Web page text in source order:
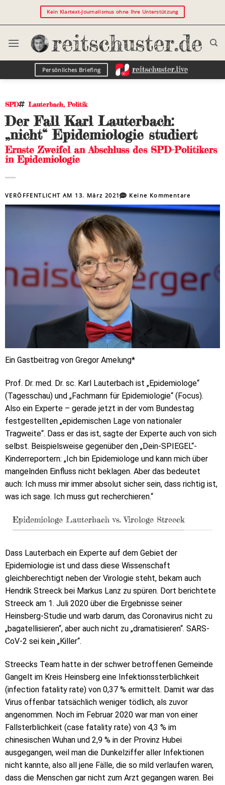
Kein Klartext-Journalismus ohne Ihre Unterstützung
Persönliches Briefing
SPD Lauterbach,Politik
Der Fall Karl Lauterbach:
„nicht“ Epidemiologie studiert
Ernste Zweifel an Abschluss des SPD-Politikers
in Epidemiologie
VERÖFFENTLICHT AM 13. März 2021 Keine Kommentare
Ein Gastbeitrag von Gregor Amelung*
Prof. Dr. med. Dr. sc. Karl Lauterbach ist „Epidemiologe“
(Tagesschau) und „Fachmann für Epidemiologie“ (Focus).
Also ein Experte – gerade jetzt in der vom Bundestag
festgestellten „epidemischen Lage von nationaler
Tragweite“. Dass er das ist, sagte der Experte auch von sich
selbst. Beispielsweise gegenüber den „Dein-SPIEGEL“-
Kinderreportern: „Ich bin Epidemiologe und kann mich über
mangelnden Einfluss nicht beklagen. Aber das bedeutet
auch: Ich muss mir immer absolut sicher sein, dass richtig ist,
was ich sage. Ich muss gut recherchieren.“
Epidemiologe Lauterbach vs. Virologe Streeck
Dass Lauterbach ein Experte auf dem Gebiet der
Epidemiologie ist und dass diese Wissenschaft
gleichberechtigt neben der Virologie steht, bekam auch
Hendrik Streeck bei Markus Lanz zu spüren. Dort berichtete
Streeck am 1. Juli 2020 über die Ergebnisse seiner
Heinsberg-Studie und warb darum, das Coronavirus nicht zu
„bagatellisieren“, aber auch nicht zu „dramatisieren“. SARS-
CoV-2 sei kein „Killer“.
Streecks Team hatte in der schwer betroffenen Gemeinde
Gangelt im Kreis Heinsberg eine Infektionssterblichkeit
(infection fatality rate) von 0,37 % ermittelt. Damit war das
Virus offenbar tatsächlich weniger tödlich, als zuvor
angenommen. Noch im Februar 2020 war man von einer
Fallsterblichkeit (case fatality rate) von 4,3 % im
chinesischen Wuhan und 2,9 % in der Provinz Hubei
ausgegangen, weil man die Dunkelziffer aller Infektionen
nicht kannte, also all jene Fälle, die so mild verlaufen waren,
dass die Menschen gar nicht zum Arzt gegangen waren. Bei